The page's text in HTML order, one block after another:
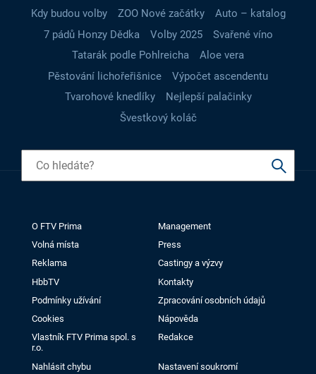
Kdy budou volby
ZOO Nové začátky
Auto – katalog
7 pádů Honzy Dědka
Volby 2025
Svařené víno
Tatarák podle Pohlreicha
Aloe vera
Pěstování lichořeřišnice
Výpočet ascendentu
Tvarohové knedlíky
Nejlepší palačinky
Švestkový koláč
O FTV Prima
Management
Volná místa
Press
Reklama
Castingy a výzvy
HbbTV
Kontakty
Podmínky užívání
Zpracování osobních údajů
Cookies
Nápověda
Vlastník FTV Prima spol. s
r.o.
Redakce
Nahlásit chybu Nastavení soukromí